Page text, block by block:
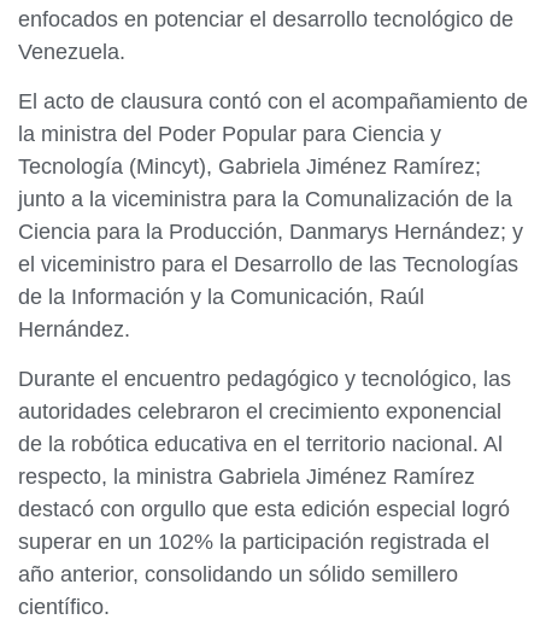
enfocados en potenciar el desarrollo tecnológico de
Venezuela.
El acto de clausura contó con el acompañamiento de
la ministra del Poder Popular para Ciencia y
Tecnología (Mincyt), Gabriela Jiménez Ramírez;
junto a la viceministra para la Comunalización de la
Ciencia para la Producción, Danmarys Hernández; y
el viceministro para el Desarrollo de las Tecnologías
de la Información y la Comunicación, Raúl
Hernández.
Durante el encuentro pedagógico y tecnológico, las
autoridades celebraron el crecimiento exponencial
de la robótica educativa en el territorio nacional. Al
respecto, la ministra Gabriela Jiménez Ramírez
destacó con orgullo que esta edición especial logró
superar en un 102% la participación registrada el
año anterior, consolidando un sólido semillero
científico.